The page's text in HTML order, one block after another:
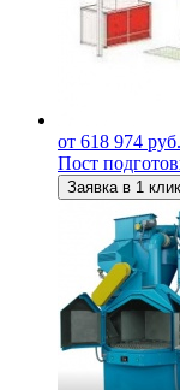
от 618 974 руб.
Пост
Заявка в 1 клик